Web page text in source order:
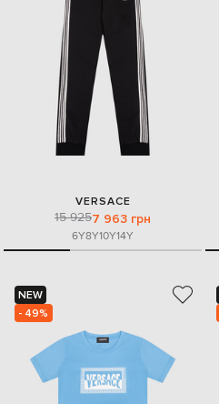
VERSACE
15 9257 963 грн
6Y8Y10Y14Y
NEW
- 49%